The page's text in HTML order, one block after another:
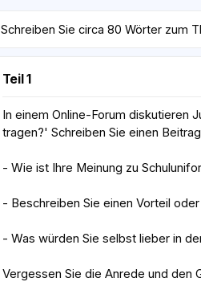
Schreiben Sie circa 80 Wörter zum
Teil 1
In einem Online-Forum diskutieren
tragen?' Schreiben Sie einen
- Wie ist Ihre Meinung zu
- Beschreiben Sie einen Vorteil
- Was würden Sie selbst lieber in
Vergessen Sie die Anrede und den